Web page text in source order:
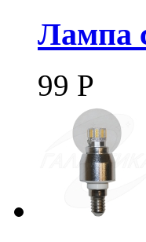
Лампа
99 Р